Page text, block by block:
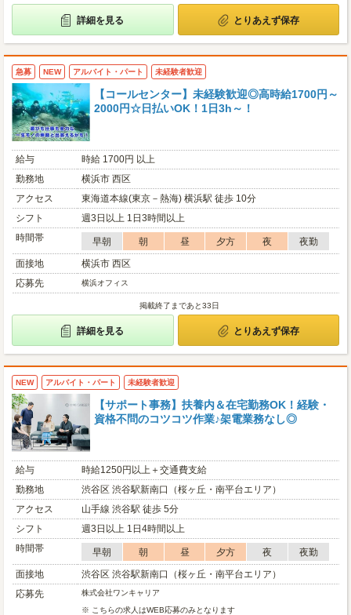
詳細を見る とりあえず保存
急募 NEW アルバイト・パート 未経験者歓迎
【コールセンター】未経験歓迎◎高時給1700円～
2000円☆日払いOK！1日3h～！
給与
時給 1700円 以上
勤務地
横浜市 西区
アクセス
東海道本線(東京－熱海) 横浜駅 徒歩 10分
シフト
週3日以上 1日3時間以上
時間帯
早朝 朝 昼 夕方 夜
夜勤
面接地
横浜市 西区
応募先
横浜オフィス
掲載終了まであと33日
詳細を見る とりあえず保存
NEW アルバイト・パート 未経験者歓迎
【サポート事務】扶養内＆在宅勤務OK！経験・
資格不問のコツコツ作業♪架電業務なし◎
給与
時給1250円以上＋交通費支給
勤務地
渋谷区 渋谷駅新南口（桜ヶ丘・南平台エリア）
アクセス
山手線 渋谷駅 徒歩 5分
シフト
週3日以上 1日4時間以上
時間帯
早朝 朝 昼 夕方 夜
夜勤
面接地
渋谷区 渋谷駅新南口（桜ヶ丘・南平台エリア）
応募先
株式会社ワンキャリア
※ こちらの求人はWEB応募のみとなります